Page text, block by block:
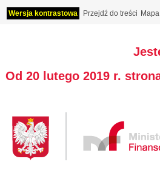
Wersja kontrastowa Przejdź do treści
Od 20 lutego 2019 r.